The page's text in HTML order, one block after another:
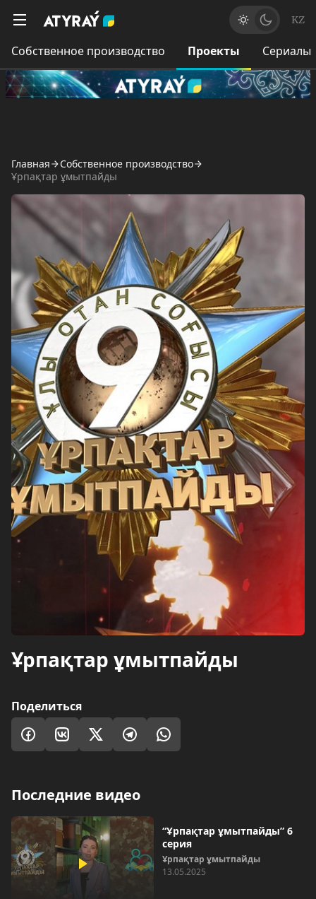
KZ
Собственное производство Проекты Сериалы
Главная
Собственное производство
Ұрпақтар ұмытпайды
Ұрпақтар ұмытпайды
Поделиться
Последние видео
“Ұрпақтар ұмытпайды” 6
серия
Ұрпақтар ұмытпайды
13.05.2025